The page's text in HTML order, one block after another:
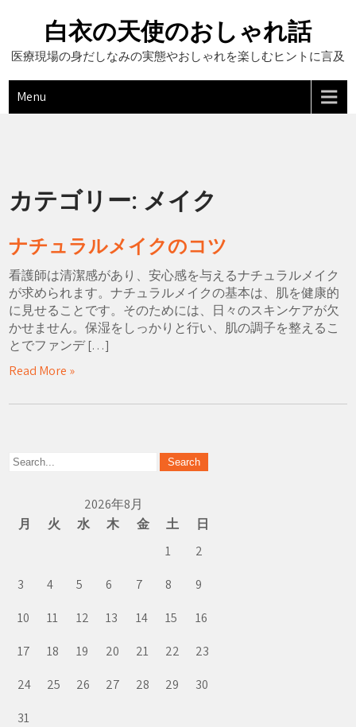
白衣の天使のおしゃれ話
医療現場の身だしなみの実態やおしゃれを楽しむヒントに言及
Menu
カテゴリー: メイク
ナチュラルメイクのコツ
看護師は清潔感があり、安心感を与えるナチュラルメイク
が求められます。ナチュラルメイクの基本は、肌を健康的
に見せることです。そのためには、日々のスキンケアが欠
かせません。保湿をしっかりと行い、肌の調子を整えるこ
とでファンデ […]
Read More »
2026年8月
月
火 水 木 金 土
日
1
2
3
4 5 6 7 8
9
10
11 12 13 14 15
16
17
18 19 20 21 22
23
24
25 26 27 28 29
30
31